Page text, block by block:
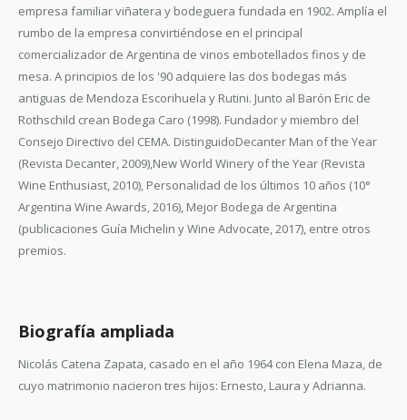
empresa familiar viñatera y bodeguera fundada en 1902. Amplía el
rumbo de la empresa convirtiéndose en el principal
comercializador de Argentina de vinos embotellados finos y de
mesa. A principios de los '90 adquiere las dos bodegas más
antiguas de Mendoza Escorihuela y Rutini. Junto al Barón Eric de
Rothschild crean Bodega Caro (1998). Fundador y miembro del
Consejo Directivo del CEMA. DistinguidoDecanter Man of the Year
(Revista Decanter, 2009),New World Winery of the Year (Revista
Wine Enthusiast, 2010), Personalidad de los últimos 10 años (10°
Argentina Wine Awards, 2016), Mejor Bodega de Argentina
(publicaciones Guía Michelin y Wine Advocate, 2017), entre otros
premios.
Biografía ampliada
Nicolás Catena Zapata, casado en el año 1964 con Elena Maza, de
cuyo matrimonio nacieron tres hijos: Ernesto, Laura y Adrianna.